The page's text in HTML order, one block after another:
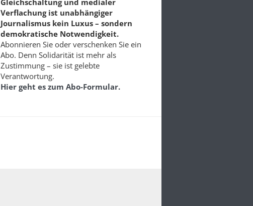
Gleichschaltung und medialer
Verflachung ist unabhängiger
Journalismus kein Luxus – sondern
demokratische Notwendigkeit.
Abonnieren Sie oder verschenken Sie ein
Abo. Denn Solidarität ist mehr als
Zustimmung – sie ist gelebte
Verantwortung.
Hier geht es zum Abo-Formular.